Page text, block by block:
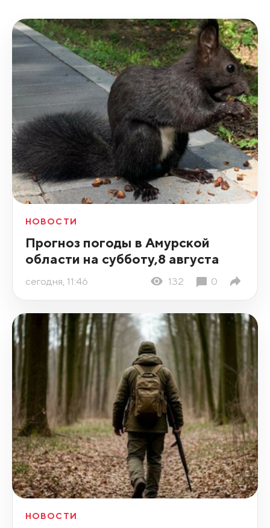
НОВОСТИ
Прогноз погоды в Амурской
области на субботу,8 августа
сегодня, 11:46 132 0
НОВОСТИ